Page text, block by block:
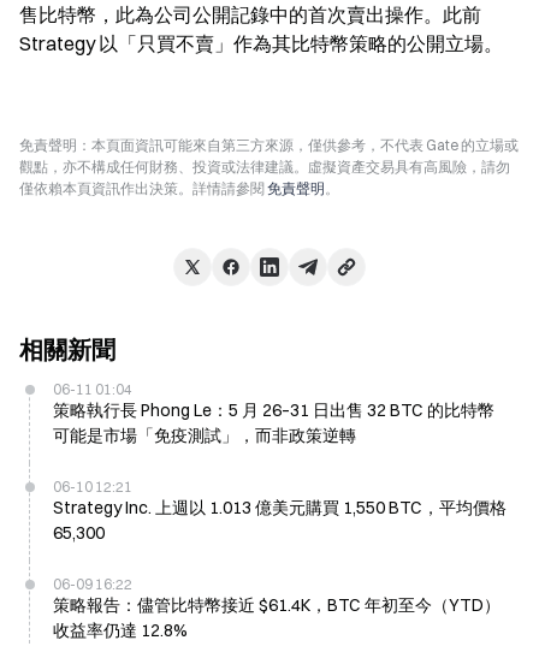
售比特幣，此為公司公開記錄中的首次賣出操作。此前
Strategy 以「只買不賣」作為其比特幣策略的公開立場。
免責聲明：本頁面資訊可能來自第三方來源，僅供參考，不代表 Gate 的立場或
觀點，亦不構成任何財務、投資或法律建議。虛擬資產交易具有高風險，請勿
僅依賴本頁資訊作出決策。詳情請參閱免責聲明 。
相關新聞
06-11 01:04
策略執行長 Phong Le：5 月 26–31 日出售 32 BTC 的比特幣
可能是市場「免疫測試」，而非政策逆轉
06-10 12:21
Strategy Inc. 上週以 1.013 億美元購買 1,550 BTC，平均價格
65,300
06-09 16:22
策略報告：儘管比特幣接近 $61.4K，BTC 年初至今（YTD）
收益率仍達 12.8%